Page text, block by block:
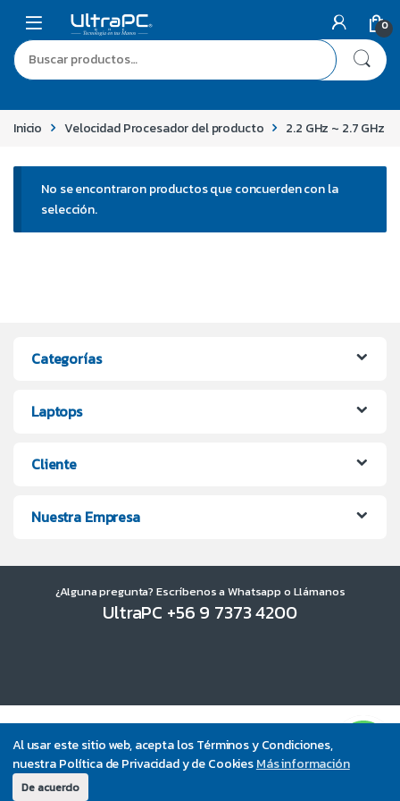
Al usar este sitio web, acepta los Términos y Condiciones,
nuestra Política de Privacidad y de CookiesMás información
De acuerdo
0
Inicio Velocidad Procesador del producto 2.2 GHz ~ 2.7 GHz
No se encontraron productos que concuerden con la
selección.
Categorías
Laptops
Cliente
Nuestra Empresa
¿Alguna pregunta? Escríbenos a Whatsapp o Llámanos
UltraPC +56 9 7373 4200